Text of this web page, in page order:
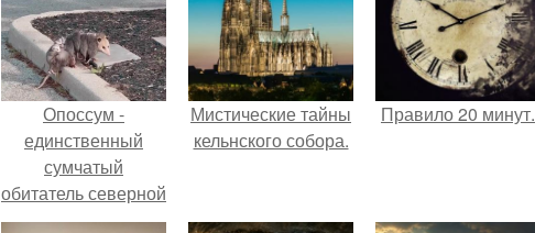
Опоссум -
единственный
сумчатый
обитатель северной
америки.
Мистические тайны
кельнского собора.
Правило 20 минут.